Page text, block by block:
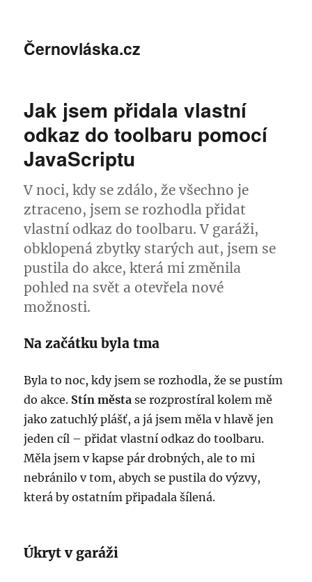
Černovláska.cz
Jak jsem přidala vlastní
odkaz do toolbaru pomocí
JavaScriptu
V noci, kdy se zdálo, že všechno je
ztraceno, jsem se rozhodla přidat
vlastní odkaz do toolbaru. V garáži,
obklopená zbytky starých aut, jsem se
pustila do akce, která mi změnila
pohled na svět a otevřela nové
možnosti.
Na začátku byla tma
Byla to noc, kdy jsem se rozhodla, že se pustím
do akce. Stín města se rozprostíral kolem mě
jako zatuchlý plášť, a já jsem měla v hlavě jen
jeden cíl – přidat vlastní odkaz do toolbaru.
Měla jsem v kapse pár drobných, ale to mi
nebránilo v tom, abych se pustila do výzvy,
která by ostatním připadala šílená.
Úkryt v garáži